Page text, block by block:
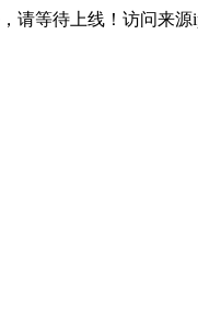
请等待上线！访问来源